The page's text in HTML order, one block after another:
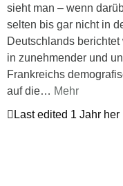
sieht man – wenn
selten bis gar nicht in
Deutschlands
in zunehmender und
Frankreichs
auf die… Mehr
Last edited 1 Jahr